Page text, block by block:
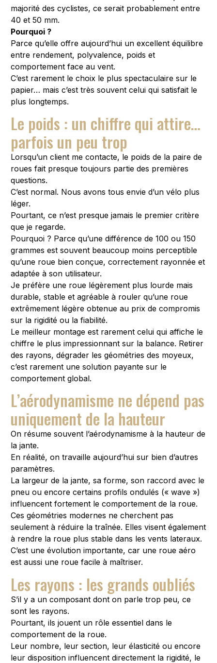
majorité des cyclistes, ce serait probablement entre
40 et 50 mm.
Pourquoi ?
Parce qu’elle offre aujourd’hui un excellent équilibre
entre rendement, polyvalence, poids et
comportement face au vent.
C’est rarement le choix le plus spectaculaire sur le
papier… mais c’est très souvent celui qui satisfait le
plus longtemps.
Le poids : un chiffre qui attire…
parfois un peu trop
Lorsqu’un client me contacte, le poids de la paire de
roues fait presque toujours partie des premières
questions.
C’est normal. Nous avons tous envie d’un vélo plus
léger.
Pourtant, ce n’est presque jamais le premier critère
que je regarde.
Pourquoi ? Parce qu’une différence de 100 ou 150
grammes est souvent beaucoup moins perceptible
qu’une roue bien conçue, correctement rayonnée et
adaptée à son utilisateur.
Je préfère une roue légèrement plus lourde mais
durable, stable et agréable à rouler qu’une roue
extrêmement légère obtenue au prix de compromis
sur la rigidité ou la fiabilité.
Le meilleur montage est rarement celui qui affiche le
chiffre le plus impressionnant sur la balance. Retirer
des rayons, dégrader les géométries des moyeux,
c’est rarement une solution payante sur le
comportement global.
L’aérodynamisme ne dépend pas
uniquement de la hauteur
On résume souvent l’aérodynamisme à la hauteur de
la jante.
En réalité, on travaille aujourd’hui sur bien d’autres
paramètres.
La largeur de la jante, sa forme, son raccord avec le
pneu ou encore certains profils ondulés (« wave »)
influencent fortement le comportement de la roue.
Ces géométries modernes ne cherchent pas
seulement à réduire la traînée. Elles visent également
à rendre la roue plus stable dans les vents lateraux.
C’est une évolution importante, car une roue aéro
est aussi une roue facile à maîtriser.
Les rayons : les grands oubliés
S’il y a un composant dont on parle trop peu, ce
sont les rayons.
Pourtant, ils jouent un rôle essentiel dans le
comportement de la roue.
Leur nombre, leur section, leur élasticité ou encore
leur disposition influencent directement la rigidité, le